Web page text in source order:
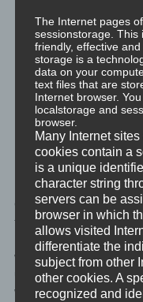
Atmung.
Tauche ein in eine
Atemzüge. Wenn
auftauchen lasse
lang zu, bevor du
oder Symbole
und du wieder
paar Minuten Zeit
Fertig. Wenn du dich mit
Gedanken, Emotionen
tue das bitte. Für die
Es geht hier nur darum
welche Ereignisräume
und wie viele neue
würden.
The Internet pages
sessionstorage. This
friendly, effective
storage is a
data on your
text files that are
Internet browser.
localstorage and
browser.
Many Internet
cookies contain a
is a unique
character string
servers can be
browser in which
allows visited
differentiate the
subject from other
other cookies. A
recognized and